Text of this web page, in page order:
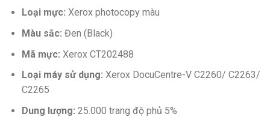
Loại mực: Xerox photocopy màu
Màu sắc: Đen (Black)
Mã mực: Xerox CT202488
Loại máy sử dụng: Xerox DocuCentre-V C2260/ C2263/
C2265
Dung lượng: 25.000 trang độ phủ 5%